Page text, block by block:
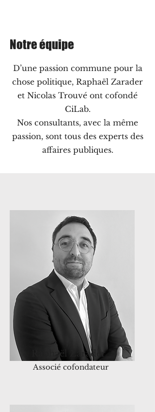
Notre équipe
D’une passion commune pour la
chose politique, Raphaël Zarader
et Nicolas Trouvé ont cofondé
CiLab.
Nos consultants, avec la même
passion, sont tous des experts des
affaires publiques.
Raphaël Zarader
Associé cofondateur